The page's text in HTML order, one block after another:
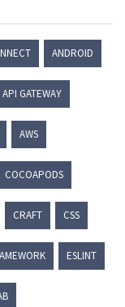
ANDROID
API GATEWAY
AWS
COCOAPODS
CRAFT CSS
ESLINT